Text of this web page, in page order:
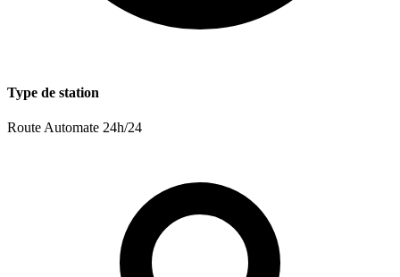
Type de station
Route Automate 24h/24